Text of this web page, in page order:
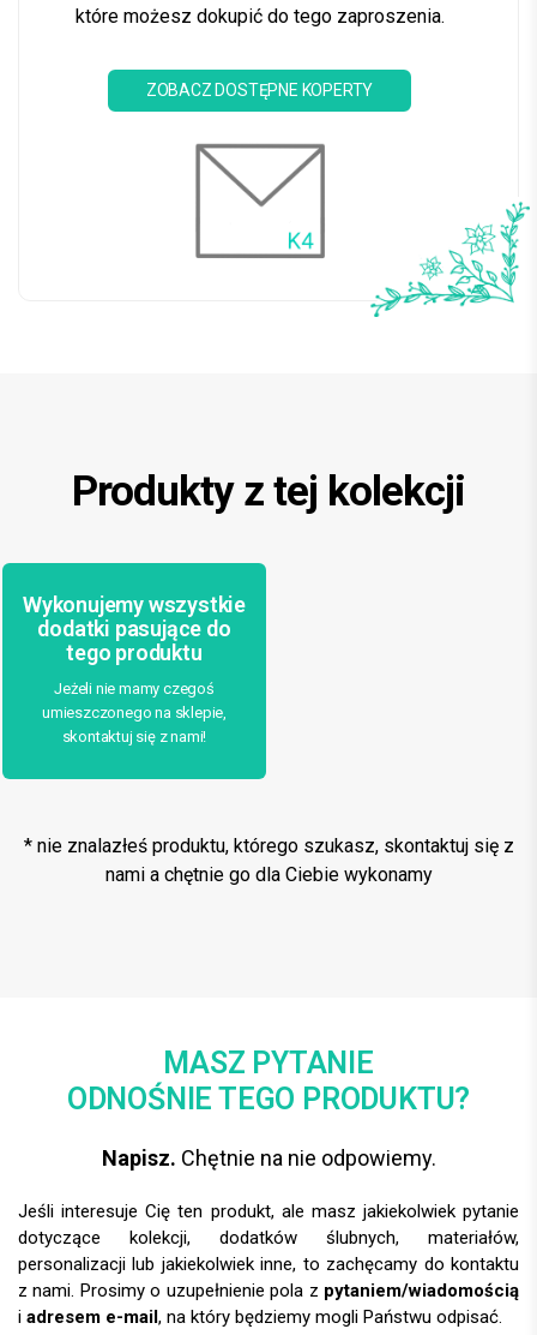
które możesz dokupić do tego zaproszenia.
ZOBACZ DOSTĘPNE KOPERTY
Produkty z tej kolekcji
Wykonujemy wszystkie
dodatki pasujące do
tego produktu
Jeżeli nie mamy czegoś
umieszczonego na sklepie,
skontaktuj się z nami!
* nie znalazłeś produktu, którego szukasz, skontaktuj się z
nami a chętnie go dla Ciebie wykonamy
MASZ PYTANIE
ODNOŚNIE TEGO PRODUKTU?
Napisz. Chętnie na nie odpowiemy.
Jeśli interesuje Cię ten produkt, ale masz jakiekolwiek pytanie
dotyczące kolekcji, dodatków ślubnych, materiałów,
personalizacji lub jakiekolwiek inne, to zachęcamy do kontaktu
z nami. Prosimy o uzupełnienie pola z pytaniem/wiadomością
i adresem e-mail, na który będziemy mogli Państwu odpisać.